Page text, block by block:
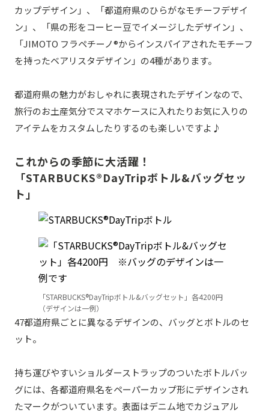
カップデザイン」、「都道府県のひらがなモチーフデザイ
ン」、「県の形をコーヒー豆でイメージしたデザイン」、
「JIMOTO フラペチーノ®からインスパイアされたモチーフ
を持ったベアリスタデザイン」の4種があります。
都道府県の魅力がおしゃれに表現されたデザインなので、
旅行のお土産気分でスマホケースに入れたりお気に入りの
アイテムをカスタムしたりするのも楽しいですよ♪
これからの季節に大活躍！
「STARBUCKS®DayTripボトル&バッグセッ
ト」
「STARBUCKS®DayTripボトル&バッグセット」各4200円
（デザインは一例）
47都道府県ごとに異なるデザインの、バッグとボトルのセ
ット。
持ち運びやすいショルダーストラップのついたボトルバッ
グには、各都道府県名をペーパーカップ形にデザインされ
たマークがついています。表面はデニム地でカジュアル